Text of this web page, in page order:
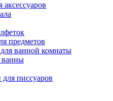
предметов
ванной комнаты
ванны
писсуаров